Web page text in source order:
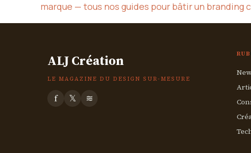
marque — tous nos guides pour bâtir un branding
ALJ Création
LE MAGAZINE DU DESIGN SUR-MESURE
f 𝕏 ≋